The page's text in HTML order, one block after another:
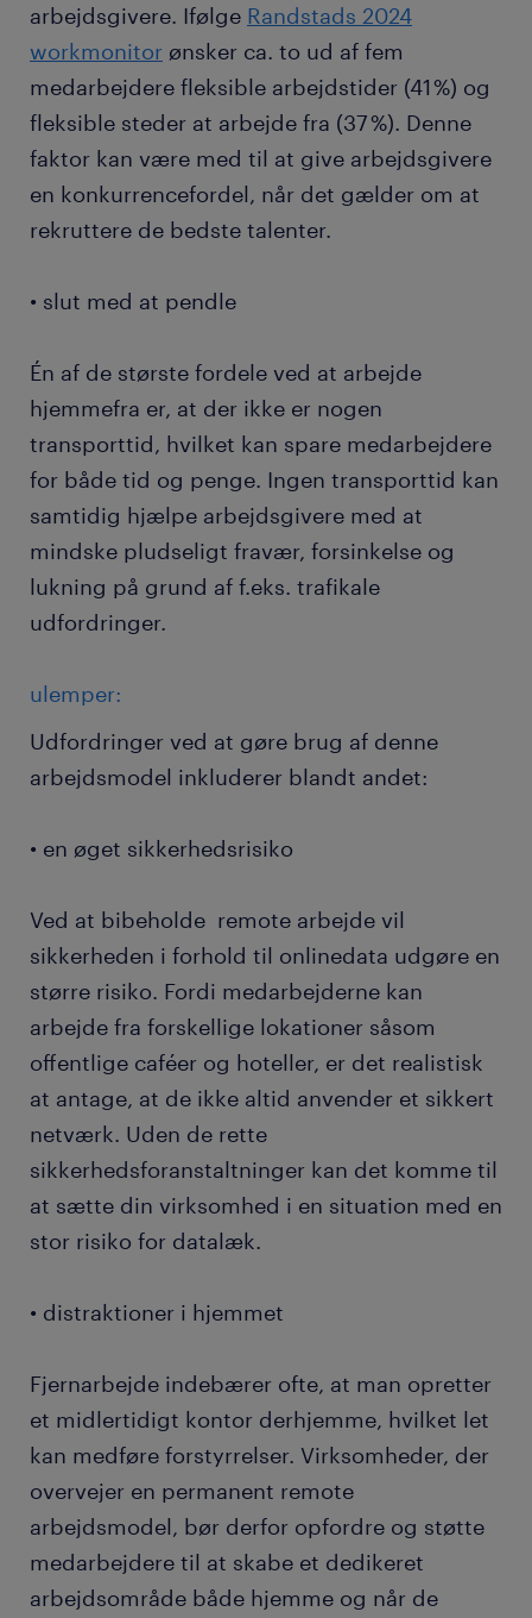
arbejdsgivere. Ifølge Randstads 2024
workmonitor ønsker ca. to ud af fem
medarbejdere fleksible arbejdstider (41 %) og
fleksible steder at arbejde fra (37 %). Denne
faktor kan være med til at give arbejdsgivere
en konkurrencefordel, når det gælder om at
rekruttere de bedste talenter.
• slut med at pendle
Én af de største fordele ved at arbejde
hjemmefra er, at der ikke er nogen
transporttid, hvilket kan spare medarbejdere
for både tid og penge. Ingen transporttid kan
samtidig hjælpe arbejdsgivere med at
mindske pludseligt fravær, forsinkelse og
lukning på grund af f.eks. trafikale
udfordringer.
ulemper:
Udfordringer ved at gøre brug af denne
arbejdsmodel inkluderer blandt andet:
• en øget sikkerhedsrisiko
Ved at bibeholde remote arbejde vil
sikkerheden i forhold til onlinedata udgøre en
større risiko. Fordi medarbejderne kan
arbejde fra forskellige lokationer såsom
offentlige caféer og hoteller, er det realistisk
at antage, at de ikke altid anvender et sikkert
netværk. Uden de rette
sikkerhedsforanstaltninger kan det komme til
at sætte din virksomhed i en situation med en
stor risiko for datalæk.
• distraktioner i hjemmet
Fjernarbejde indebærer ofte, at man opretter
et midlertidigt kontor derhjemme, hvilket let
kan medføre forstyrrelser. Virksomheder, der
overvejer en permanent remote
arbejdsmodel, bør derfor opfordre og støtte
medarbejdere til at skabe et dedikeret
arbejdsområde både hjemme og når de